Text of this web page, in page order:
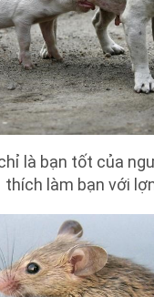
là bạn tốt của
thích làm bạn với